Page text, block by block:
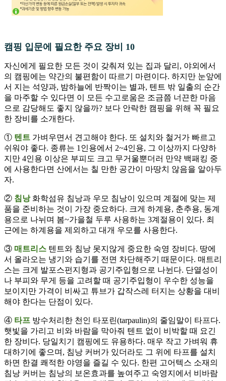
캠핑 입문에 필요한 주요 장비 10
자신에게 필요한 모든 것이 갖춰져 있는 집과 달리, 야외에서
의 캠핑에는 약간의 불편함이 따르기 마련이다. 하지만 눈앞에
서 지는 석양과, 밤하늘에 반짝이는 별과, 텐트 밖 일출의 순간
을 마주할 수 있다면 이 모든 수고로움은 조금쯤 너끈한 마음
으로 감당해도 좋지 않을까? 보다 안락한 캠핑을 위해 꼭 필요
한 장비를 소개한다.
① 텐트 가벼우면서 견고해야 한다. 또 설치와 철거가 빠르고
쉬워야 좋다. 종류는 1인용에서 2~4인용, 그 이상까지 다양하
지만 4인용 이상은 부피도 크고 무거울뿐더러 만약 백패킹 중
에 사용한다면 산에서는 칠 만한 공간이 마땅치 않음을 알아두
자.
② 침낭화학섬유 침낭과 우모 침낭이 있으며 계절에 맞는 제
품을 준비하는 것이 가장 중요하다. 크게 하계용, 춘추용, 동계
용으로 나뉘며 봄~가을철 두루 사용하는 3계절용이 있다. 최
근에는 하계용을 제외하고 대개 우모를 사용한다.
③ 매트리스 텐트와 침낭 못지않게 중요한 숙영 장비다. 땅에
서 올라오는 냉기와 습기를 전면 차단해주기 때문이다. 매트리
스는 크게 발포스펀지형과 공기주입형으로 나뉜다. 단열성이
나 부피와 무게 등을 고려할 때 공기주입형이 우수한 성능을
보이지만 가격이 비싸고 튜브가 갑작스레 터지는 상황을 대비
해야 한다는 단점이 있다.
④ 타프 방수처리한 천인 타포린(tarpaulin)의 줄임말이 타프다.
햇빛을 가리고 비와 바람을 막아줘 텐트 없이 비박할 때 요긴
한 장비다. 당일치기 캠핑에도 유용하다. 매우 작고 가벼워 휴
대하기에 좋으며, 침낭 커버가 있더라도 그 위에 타프를 설치
하면 한결 쾌적한 야영을 즐길 수 있다. 한편 고어텍스 소재의
침낭 커버는 침낭의 보온효과를 높여주고 숙영지에서 비바람